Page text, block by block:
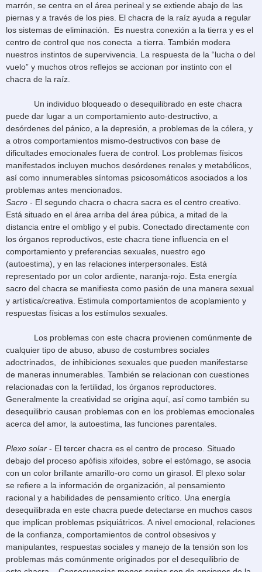
marrón, se centra en el área perineal y se extiende abajo de las
piernas y a través de los pies. El chacra de la raíz ayuda a regular
los sistemas de eliminación. Es nuestra conexión a la tierra y es el
centro de control que nos conecta a tierra. También modera
nuestros instintos de supervivencia. La respuesta de la “lucha o del
vuelo” y muchos otros reflejos se accionan por instinto con el
chacra de la raíz.
Un individuo bloqueado o desequilibrado en este chacra
puede dar lugar a un comportamiento auto-destructivo, a
desórdenes del pánico, a la depresión, a problemas de la cólera, y
a otros comportamientos mismo-destructivos con base de
dificultades emocionales fuera de control. Los problemas físicos
manifestados incluyen muchos desórdenes renales y metabólicos,
así como innumerables síntomas psicosomáticos asociados a los
problemas antes mencionados.
Sacro - El segundo chacra o chacra sacra es el centro creativo.
Está situado en el área arriba del área púbica, a mitad de la
distancia entre el ombligo y el pubis. Conectado directamente con
los órganos reproductivos, este chacra tiene influencia en el
comportamiento y preferencias sexuales, nuestro ego
(autoestima), y en las relaciones interpersonales. Está
representado por un color ardiente, naranja-rojo. Esta energía
sacro del chacra se manifiesta como pasión de una manera sexual
y artística/creativa. Estimula comportamientos de acoplamiento y
respuestas físicas a los estímulos sexuales.
Los problemas con este chacra provienen comúnmente de
cualquier tipo de abuso, abuso de costumbres sociales
adoctrinados, de inhibiciones sexuales que pueden manifestarse
de maneras innumerables. También se relacionan con cuestiones
relacionadas con la fertilidad, los órganos reproductores.
Generalmente la creatividad se origina aquí, así como también su
desequilibrio causan problemas con en los problemas emocionales
acerca del amor, la autoestima, las funciones parentales.
Plexo solar - El tercer chacra es el centro de proceso. Situado
debajo del proceso apófisis xifoides, sobre el estómago, se asocia
con un color brillante amarillo-oro como un girasol. El plexo solar
se refiere a la información de organización, al pensamiento
racional y a habilidades de pensamiento crítico. Una energía
desequilibrada en este chacra puede detectarse en muchos casos
que implican problemas psiquiátricos. A nivel emocional, relaciones
de la confianza, comportamientos de control obsesivos y
manipulantes, respuestas sociales y manejo de la tensión son los
problemas más comúnmente originados por el desequilibrio de